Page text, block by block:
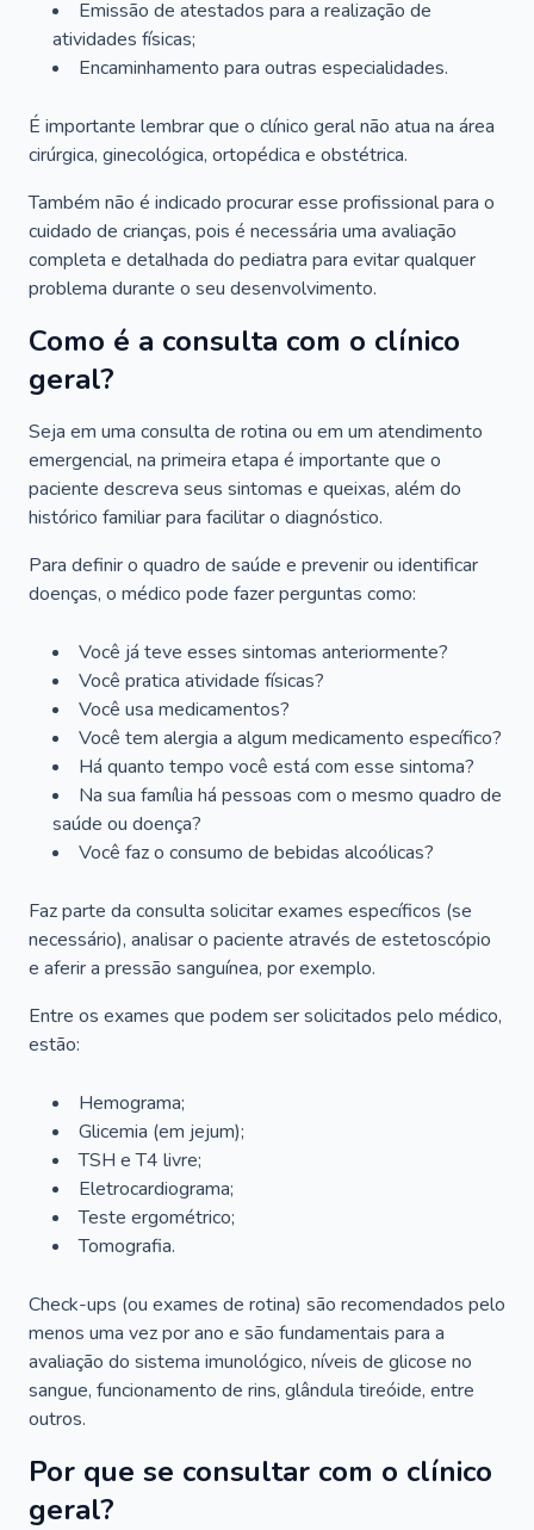
Emissão de atestados para a realização de
atividades físicas;
Encaminhamento para outras especialidades.
É importante lembrar que o clínico geral não atua na área
cirúrgica, ginecológica, ortopédica e obstétrica.
Também não é indicado procurar esse profissional para o
cuidado de crianças, pois é necessária uma avaliação
completa e detalhada do pediatra para evitar qualquer
problema durante o seu desenvolvimento.
Como é a consulta com o clínico
geral?
Seja em uma consulta de rotina ou em um atendimento
emergencial, na primeira etapa é importante que o
paciente descreva seus sintomas e queixas, além do
histórico familiar para facilitar o diagnóstico.
Para definir o quadro de saúde e prevenir ou identificar
doenças, o médico pode fazer perguntas como:
Você já teve esses sintomas anteriormente?
Você pratica atividade físicas?
Você usa medicamentos?
Você tem alergia a algum medicamento específico?
Há quanto tempo você está com esse sintoma?
Na sua família há pessoas com o mesmo quadro de
saúde ou doença?
Você faz o consumo de bebidas alcoólicas?
Faz parte da consulta solicitar exames específicos (se
necessário), analisar o paciente através de estetoscópio
e aferir a pressão sanguínea, por exemplo.
Entre os exames que podem ser solicitados pelo médico,
estão:
Hemograma;
Glicemia (em jejum);
TSH e T4 livre;
Eletrocardiograma;
Teste ergométrico;
Tomografia.
Check-ups (ou exames de rotina) são recomendados pelo
menos uma vez por ano e são fundamentais para a
avaliação do sistema imunológico, níveis de glicose no
sangue, funcionamento de rins, glândula tireóide, entre
outros.
Por que se consultar com o clínico
geral?